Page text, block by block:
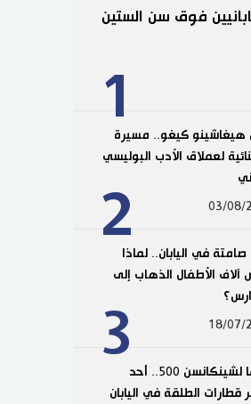
1
فوق سن الستين
2
هيغاشينو كيغو.. مسيرة
لعملاق الأدب البوليسي
03/08/
3
صامتة في اليابان.. لماذا
آلاف الأطفال الذهاب إلى
18/07/
وداعًا لشينكانسن 500.. أحد
قطارات الطلقة في اليابان